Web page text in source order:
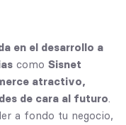
en el desarrollo a
como Sisnet
atractivo,
de cara al futuro.
a fondo tu negocio,